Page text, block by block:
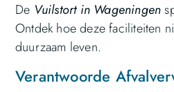
De Vuilstort in Wageningen
Ontdek hoe deze faciliteiten
duurzaam leven.
Verantwoorde